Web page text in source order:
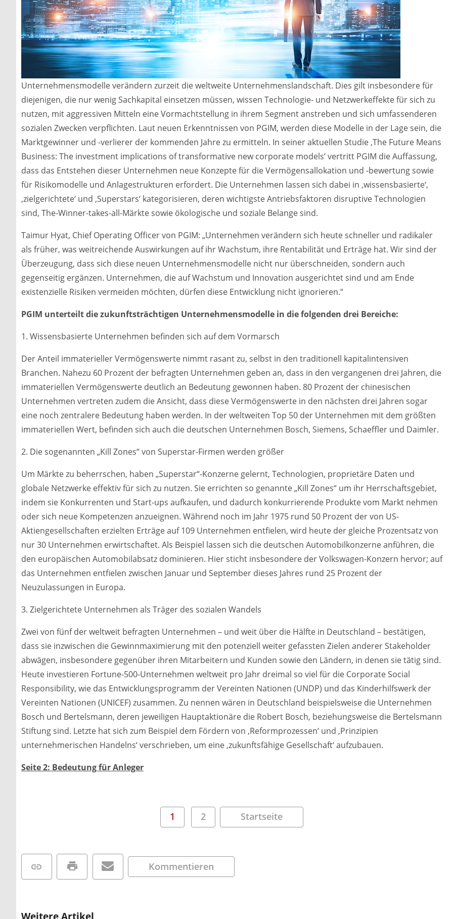
Unternehmensmodelle verändern zurzeit die weltweite Unternehmenslandschaft. Dies gilt insbesondere für
diejenigen, die nur wenig Sachkapital einsetzen müssen, wissen Technologie- und Netzwerkeffekte für sich zu
nutzen, mit aggressiven Mitteln eine Vormachtstellung in ihrem Segment anstreben und sich umfassenderen
sozialen Zwecken verpflichten. Laut neuen Erkenntnissen von PGIM, werden diese Modelle in der Lage sein, die
Marktgewinner und -verlierer der kommenden Jahre zu ermitteln. In seiner aktuellen Studie ‚The Future Means
Business: The investment implications of transformative new corporate models‘ vertritt PGIM die Auffassung,
dass das Entstehen dieser Unternehmen neue Konzepte für die Vermögensallokation und -bewertung sowie
für Risikomodelle und Anlagestrukturen erfordert. Die Unternehmen lassen sich dabei in ‚wissensbasierte‘,
‚zielgerichtete‘ und ‚Superstars‘ kategorisieren, deren wichtigste Antriebsfaktoren disruptive Technologien
sind, The-Winner-takes-all-Märkte sowie ökologische und soziale Belange sind.
Taimur Hyat, Chief Operating Officer von PGIM: „Unternehmen verändern sich heute schneller und radikaler
als früher, was weitreichende Auswirkungen auf ihr Wachstum, ihre Rentabilität und Erträge hat. Wir sind der
Überzeugung, dass sich diese neuen Unternehmensmodelle nicht nur überschneiden, sondern auch
gegenseitig ergänzen. Unternehmen, die auf Wachstum und Innovation ausgerichtet sind und am Ende
existenzielle Risiken vermeiden möchten, dürfen diese Entwicklung nicht ignorieren.“
PGIM unterteilt die zukunftsträchtigen Unternehmensmodelle in die folgenden drei Bereiche:
1. Wissensbasierte Unternehmen befinden sich auf dem Vormarsch
Der Anteil immaterieller Vermögenswerte nimmt rasant zu, selbst in den traditionell kapitalintensiven
Branchen. Nahezu 60 Prozent der befragten Unternehmen geben an, dass in den vergangenen drei Jahren, die
immateriellen Vermögenswerte deutlich an Bedeutung gewonnen haben. 80 Prozent der chinesischen
Unternehmen vertreten zudem die Ansicht, dass diese Vermögenswerte in den nächsten drei Jahren sogar
eine noch zentralere Bedeutung haben werden. In der weltweiten Top 50 der Unternehmen mit dem größten
immateriellen Wert, befinden sich auch die deutschen Unternehmen Bosch, Siemens, Schaeffler und Daimler.
2. Die sogenannten „Kill Zones“ von Superstar-Firmen werden größer
Um Märkte zu beherrschen, haben „Superstar“-Konzerne gelernt, Technologien, proprietäre Daten und
globale Netzwerke effektiv für sich zu nutzen. Sie errichten so genannte „Kill Zones“ um ihr Herrschaftsgebiet,
indem sie Konkurrenten und Start-ups aufkaufen, und dadurch konkurrierende Produkte vom Markt nehmen
oder sich neue Kompetenzen anzueignen. Während noch im Jahr 1975 rund 50 Prozent der von US-
Aktiengesellschaften erzielten Erträge auf 109 Unternehmen entfielen, wird heute der gleiche Prozentsatz von
nur 30 Unternehmen erwirtschaftet. Als Beispiel lassen sich die deutschen Automobilkonzerne anführen, die
den europäischen Automobilabsatz dominieren. Hier sticht insbesondere der Volkswagen-Konzern hervor; auf
das Unternehmen entfielen zwischen Januar und September dieses Jahres rund 25 Prozent der
Neuzulassungen in Europa.
3. Zielgerichtete Unternehmen als Träger des sozialen Wandels
Zwei von fünf der weltweit befragten Unternehmen – und weit über die Hälfte in Deutschland – bestätigen,
dass sie inzwischen die Gewinnmaximierung mit den potenziell weiter gefassten Zielen anderer Stakeholder
abwägen, insbesondere gegenüber ihren Mitarbeitern und Kunden sowie den Ländern, in denen sie tätig sind.
Heute investieren Fortune-500-Unternehmen weltweit pro Jahr dreimal so viel für die Corporate Social
Responsibility, wie das Entwicklungsprogramm der Vereinten Nationen (UNDP) und das Kinderhilfswerk der
Vereinten Nationen (UNICEF) zusammen. Zu nennen wären in Deutschland beispielsweise die Unternehmen
Bosch und Bertelsmann, deren jeweiligen Hauptaktionäre die Robert Bosch, beziehungsweise die Bertelsmann
Stiftung sind. Letzte hat sich zum Beispiel dem Fördern von ‚Reformprozessen‘ und ‚Prinzipien
unternehmerischen Handelns‘ verschrieben, um eine ‚zukunftsfähige Gesellschaft‘ aufzubauen.
Seite 2: Bedeutung für Anleger
1 2 Startseite
Kommentieren